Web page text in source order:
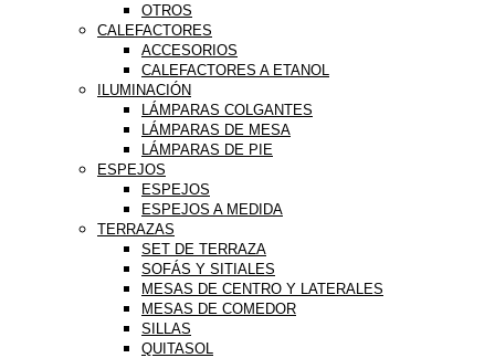
OTROS
CALEFACTORES
ACCESORIOS
CALEFACTORES A ETANOL
ILUMINACIÓN
LÁMPARAS COLGANTES
LÁMPARAS DE MESA
LÁMPARAS DE PIE
ESPEJOS
ESPEJOS
ESPEJOS A MEDIDA
TERRAZAS
SET DE TERRAZA
SOFÁS Y SITIALES
MESAS DE CENTRO Y LATERALES
MESAS DE COMEDOR
SILLAS
QUITASOL